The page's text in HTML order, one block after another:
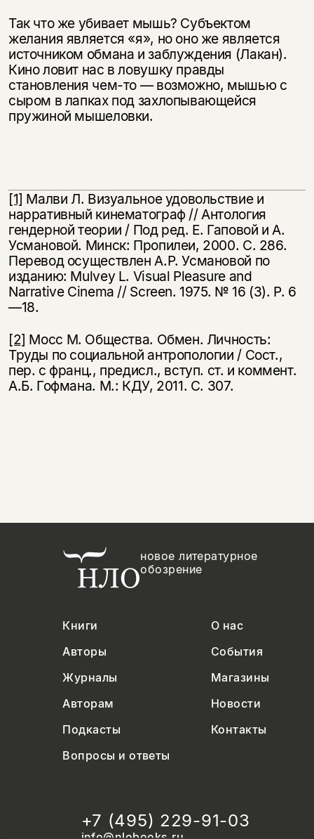
Так что же убивает мышь? Субъектом
желания является «я», но оно же является
источником обмана и заблуждения (Лакан).
Кино ловит нас в ло­вушку правды
становления чем-то — возможно, мышью с
сыром в лапках под захлопывающейся
пружиной мышеловки.
[1] Малви Л. Визуальное удовольствие и
нарративный кине­матограф // Антология
гендерной теории / Под ред. Е. Гаповой и А.
Усмановой. Минск: Пропилеи, 2000. С. 286.
Пе­ревод осуществлен А.Р. Усмановой по
изданию: Mulvey L. Visual Pleasure and
Narrative Cinema // Screen. 1975. № 16 (3). P. 6
—18.
[2] Мосс М. Общества. Обмен. Личность:
Труды по социаль­ной антропологии / Сост.,
пер. с франц., предисл., вступ. ст. и коммент.
А.Б. Гофмана. М.: КДУ, 2011. С. 307.
новое литературное
обозрение
Книги
О нас
Авторы
События
Журналы
Магазины
Авторам
Новости
Подкасты
Контакты
Вопросы и ответы
+7 (495) 229-91-03